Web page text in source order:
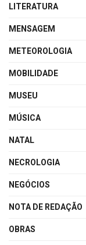
LITERATURA
MENSAGEM
METEOROLOGIA
MOBILIDADE
MUSEU
MÚSICA
NATAL
NECROLOGIA
NEGÓCIOS
NOTA DE REDAÇÃO
OBRAS